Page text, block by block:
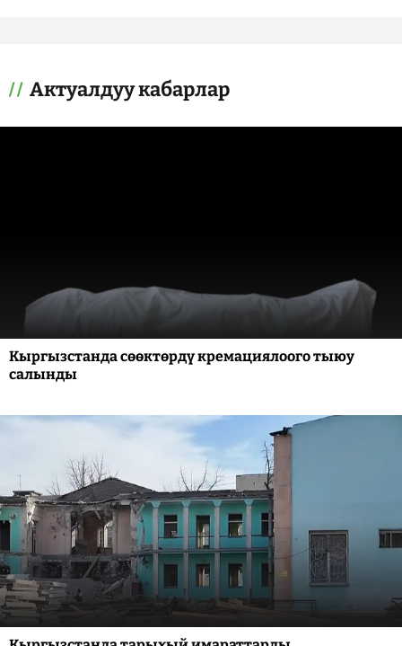
Актуалдуу кабарлар
Кыргызстанда сөөктөрдү кремациялоого тыюу
салынды